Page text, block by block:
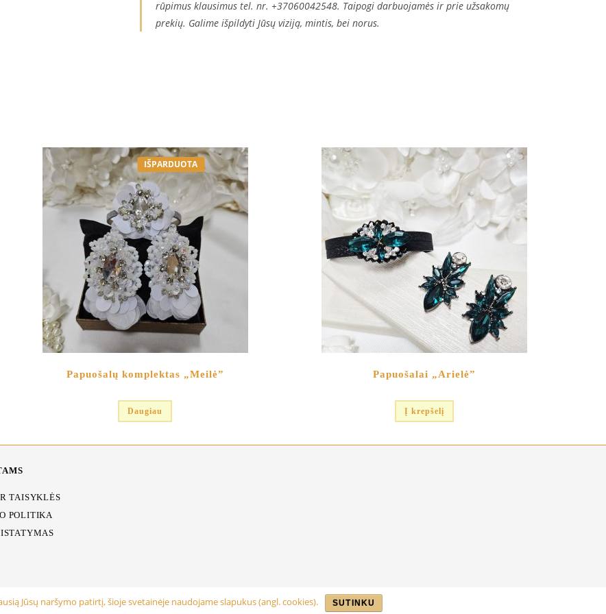
rūpimus klausimus tel. nr. +37060042548. Taipogi darbuojamės ir prie užsakomų
prekių. Galime išpildyti Jūsų viziją, mintis, bei norus.
Papuošalų komplektas „Meilė”
Daugiau
Papuošalai „Arielė”
Į krepšelį
TAISYKLĖS
POLITIKA
Jūsų naršymo patirtį, šioje svetainėje naudojame slapukus (angl. cookies). SUTINKU